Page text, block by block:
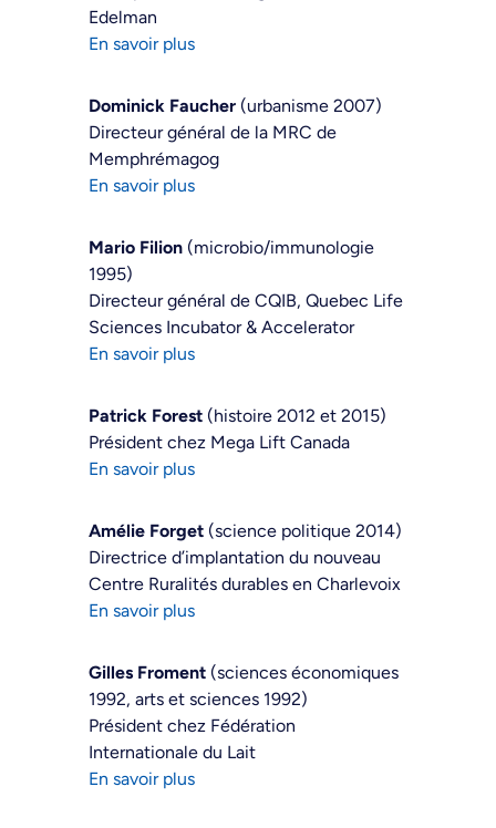
Edelman
En savoir plus
Dominick Faucher (urbanisme 2007)
Directeur général de la MRC de
Memphrémagog
En savoir plus
Mario Filion (microbio/immunologie
1995)
Directeur général de CQIB, Quebec Life
Sciences Incubator & Accelerator
En savoir plus
Patrick Forest (histoire 2012 et 2015)
Président chez Mega Lift Canada
En savoir plus
Amélie Forget (science politique 2014)
Directrice d’implantation du nouveau
Centre Ruralités durables en Charlevoix
En savoir plus
Gilles Froment (sciences économiques
1992, arts et sciences 1992)
Président chez Fédération
Internationale du Lait
En savoir plus